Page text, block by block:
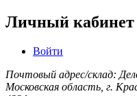
Личный кабинет
Войти
Почтовый адрес/склад:
Московская область, г.